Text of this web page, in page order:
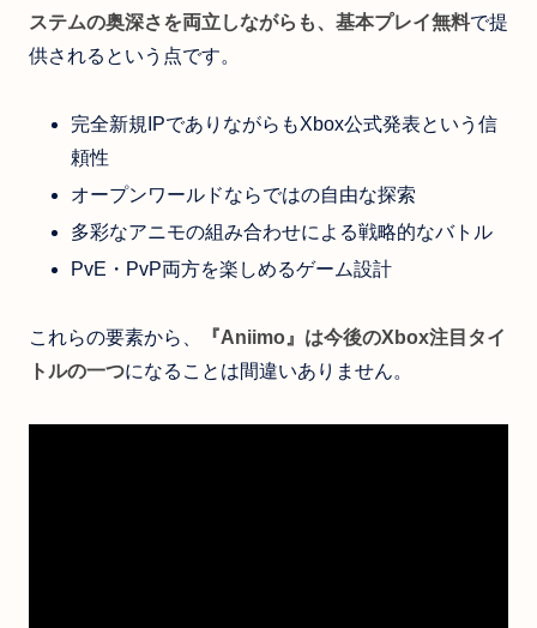
ステムの奥深さを両立しながらも、基本プレイ無料で提
供されるという点です。
完全新規IPでありながらもXbox公式発表という信
頼性
オープンワールドならではの自由な探索
多彩なアニモの組み合わせによる戦略的なバトル
PvE・PvP両方を楽しめるゲーム設計
これらの要素から、
『Aniimo』は今後のXbox注目タイ
トルの一つになることは間違いありません。